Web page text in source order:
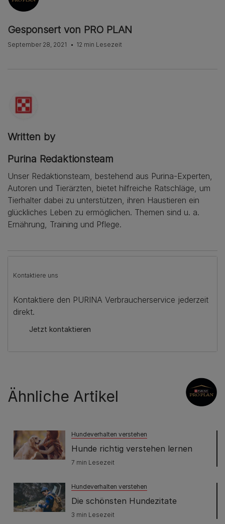
Gesponsert von PRO PLAN
September 28, 2021 12 min Lesezeit
Written by
Purina Redaktionsteam
Unser Redaktionsteam, bestehend aus Purina-Experten,
Autoren und Tierärzten, bietet hilfreiche Ratschläge, um
Tierhalter dabei zu unterstützen, ihren Haustieren ein
glückliches Leben zu ermöglichen. Themen sind u. a.
Ernährung, Training und Pflege.
Kontaktiere uns
Kontaktiere den PURINA Verbraucherservice jederzeit
direkt.
Jetzt kontaktieren
Ähnliche Artikel
Hundeverhalten verstehen
Hunde richtig verstehen lernen
7 min Lesezeit
Hundeverhalten verstehen
Die schönsten Hundezitate
3 min Lesezeit